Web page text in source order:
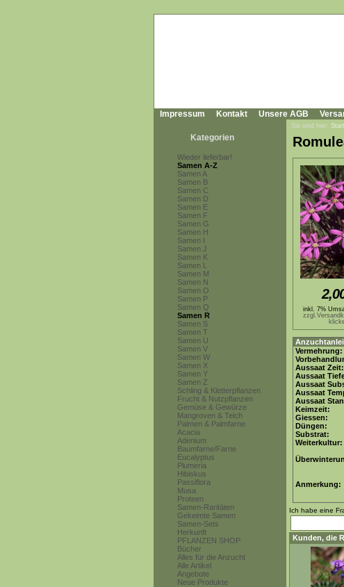
Impressum Kontakt Unsere AGB
Kategorien
Wieder lieferbar!
Samen A-Z
Samen A
Samen B
Samen C
Samen D
Samen E
Samen F
Samen G
Samen H
Samen I
Samen J
Samen K
Samen L
Samen M
Samen N
Samen O
Samen P
Samen Q
Samen R
Samen S
Samen T
Samen U
Samen V
Samen W
Samen X
Samen Y
Samen Z
Schling & Kletterpflanzen
Frucht & Nutzpflanzen
Gemüse & Gewürze
Mangroven & Teich
Palmen & Palmfarne
Acacia
Adenium
Baumfarne/Farne
Eucalyptus
Plumeria
Hibiskus
Passiflora
Musa
Proteen
Samen-Raritäten
Gekeimte Samen
Samen-Sets
Herkunft
PFLANZEN SHOP
Bücher
Alles für die Anzucht
Alle Artikel
Angebote
Neue Produkte
Sie sind hier:
inkl. 7%
Vermehrung:
Aussaat Zeit:
Aussaat
Aussaat
Aussaat
Aussaat
Keimzeit:
Giessen:
Düngen:
Substrat:
Weiterkultur:
Anmerkung:
Ich habe eine
Kunden, die